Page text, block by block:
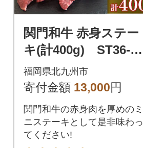
関門和牛 赤身ステー
キ(計400g) ST36-S1
1
福岡県北九州市
寄付金額 13,000円
関門和牛の赤身肉を厚めのミ
ニステーキとして是非味わっ
てください!